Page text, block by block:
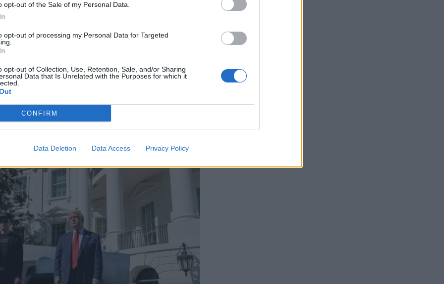
opt-out of the Sale of my Personal Data.
opt-out of processing my Personal Data for Targeted
opt-out of Collection, Use, Retention, Sale, and/or Sharing
Data that Is Unrelated with the Purposes for which it
CONFIRM
Data Deletion Data Access Privacy Policy